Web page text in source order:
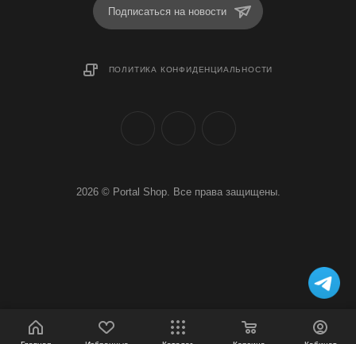
Подписаться на новости
ПОЛИТИКА КОНФИДЕНЦИАЛЬНОСТИ
2026 © Portal Shop. Все права защищены.